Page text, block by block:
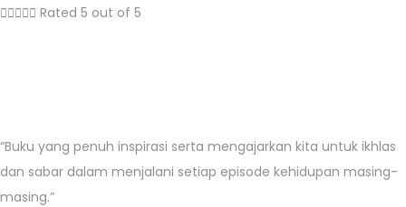
 Rated 5 out of 5
“Buku yang penuh inspirasi serta mengajarkan kita untuk ikhlas
dan sabar dalam menjalani setiap episode kehidupan masing-
masing.”